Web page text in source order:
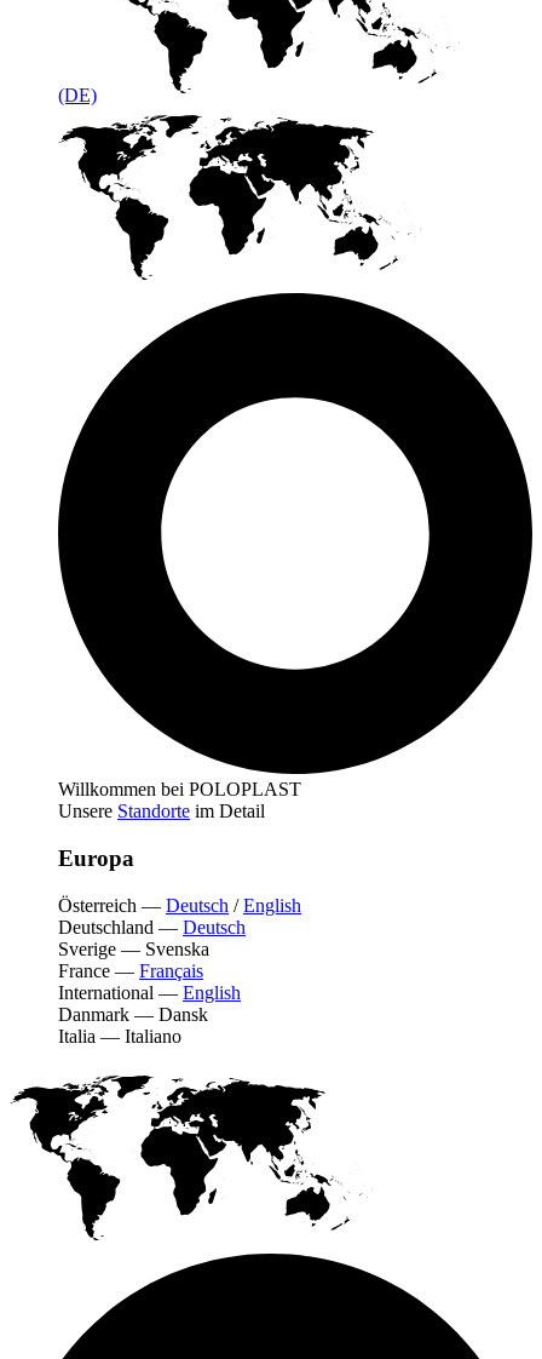
(DE)
Willkommen bei POLOPLAST
Unsere Standorte im Detail
Europa
Österreich — Deutsch /English
Deutschland — Deutsch
Sverige — Svenska
France — Français
International — English
Danmark — Dansk
Italia — Italiano